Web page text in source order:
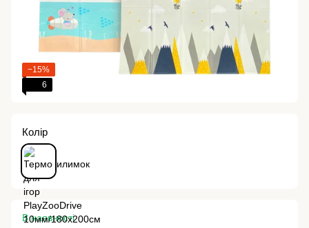
−15%
6
Колір
В наявності